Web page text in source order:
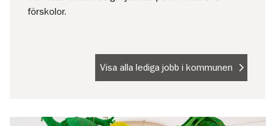
förskolor.
Visa alla lediga jobb i kommunen